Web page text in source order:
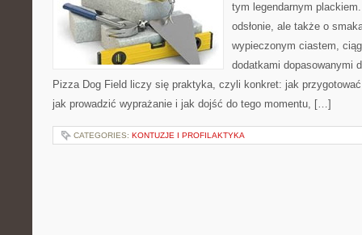
tym legendarnym
odsłonie, ale także o
wypieczonym ciastem,
dodatkami dopasowanymi
Pizza Dog Field liczy się praktyka, czyli konkret: jak
jak prowadzić wyprażanie i jak dojść do tego momentu, […]
CATEGORIES: KONTUZJE I PROFILAKTYKA